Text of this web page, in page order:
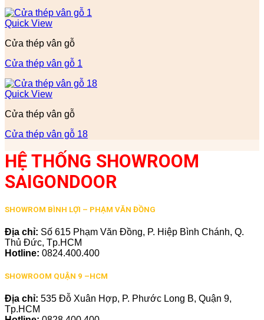
Quick View
Cửa thép vân gỗ
Cửa thép vân gỗ 1
Quick View
Cửa thép vân gỗ
Cửa thép vân gỗ 18
HỆ THỐNG SHOWROOM
SAIGONDOOR
SHOWROM BÌNH LỢI – PHẠM VĂN ĐỒNG
Địa chỉ: Số 615 Phạm Văn Đồng, P. Hiệp Bình Chánh, Q.
Thủ Đức, Tp.HCM
Hotline: 0824.400.400
SHOWROOM QUẬN 9 –HCM
Địa chỉ: 535 Đỗ Xuân Hợp, P. Phước Long B, Quận 9,
Tp.HCM